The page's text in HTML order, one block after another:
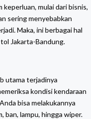
keperluan, mulai dari bisnis,
sering menyebabkan
Maka, ini berbagai hal
Jakarta-Bandung.
utama terjadinya
kondisi kendaraan
bisa melakukannya
ban, lampu, hingga wiper.